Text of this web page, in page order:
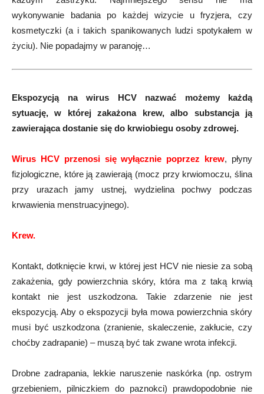
wykonywanie badania po każdej wizycie u fryzjera, czy
kosmetyczki (a i takich spanikowanych ludzi spotykałem w
życiu). Nie popadajmy w paranoję…
Ekspozycją na wirus HCV nazwać możemy każdą
sytuację, w której zakażona krew, albo substancja ją
zawierająca dostanie się do krwiobiegu osoby zdrowej.
Wirus HCV przenosi się wyłącznie poprzez krew, płyny
fizjologiczne, które ją zawierają (mocz przy krwiomoczu, ślina
przy urazach jamy ustnej, wydzielina pochwy podczas
krwawienia menstruacyjnego).
Krew.
Kontakt, dotknięcie krwi, w której jest HCV nie niesie za sobą
zakażenia, gdy powierzchnia skóry, która ma z taką krwią
kontakt nie jest uszkodzona. Takie zdarzenie nie jest
ekspozycją. Aby o ekspozycji była mowa powierzchnia skóry
musi być uszkodzona (zranienie, skaleczenie, zakłucie, czy
choćby zadrapanie) – muszą być tak zwane wrota infekcji.
Drobne zadrapania, lekkie naruszenie naskórka (np. ostrym
grzebieniem, pilniczkiem do paznokci) prawdopodobnie nie